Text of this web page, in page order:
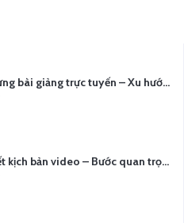
Quay & dựng bài giảng trực tuyến – Xu hướng đào tạo thời đại số
Dịch vụ viết kịch bản video – Bước quan trọng quyết định thành công nội dung